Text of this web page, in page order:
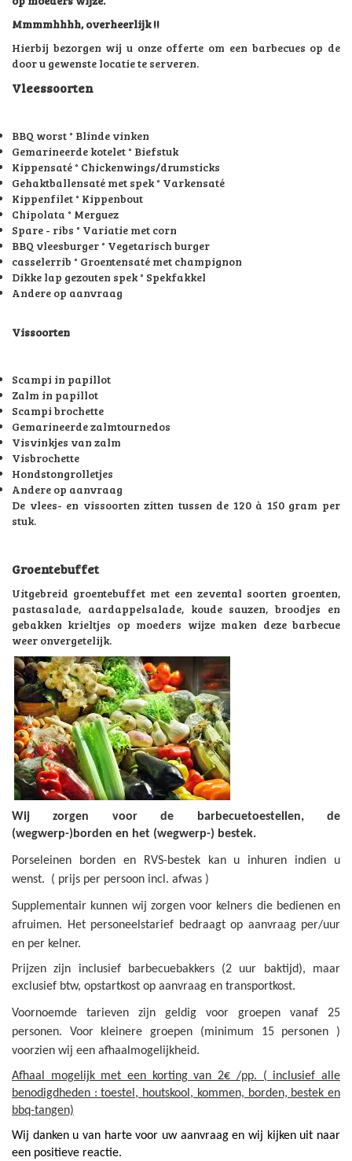
Mmmmhhhh, overheerlijk !!
Hierbij bezorgen wij u onze offerte om een barbecues op de
door u gewenste locatie te serveren.
Vleessoorten
BBQ worst ° Blinde vinken
Gemarineerde kotelet ° Biefstuk
Kippensaté ° Chickenwings/drumsticks
Gehaktballensaté met spek ° Varkensaté
Kippenfilet ° Kippenbout
Chipolata ° Merguez
Spare - ribs ° Variatie met corn
BBQ vleesburger ° Vegetarisch burger
casselerrib ° Groentensaté met champignon
Dikke lap gezouten spek ° Spekfakkel
Andere op aanvraag
Vissoorten
Scampi in papillot
Zalm in papillot
Scampi brochette
Gemarineerde zalmtournedos
Visvinkjes van zalm
Visbrochette
Hondstongrolletjes
Andere op aanvraag
De vlees- en vissoorten zitten tussen de 120 à 150 gram per
stuk.
Groentebuffet
Uitgebreid groentebuffet met een zevental soorten groenten,
pastasalade, aardappelsalade, koude sauzen, broodjes en
gebakken krieltjes op moeders wijze maken deze barbecue
weer onvergetelijk.
Wij zorgen voor de barbecuetoestellen, de
(wegwerp-)borden en het (wegwerp-) bestek.
Porseleinen borden en RVS-bestek kan u inhuren indien u
wenst. ( prijs per persoon incl. afwas )
Supplementair kunnen wij zorgen voor kelners die bedienen en
afruimen. Het personeelstarief bedraagt op aanvraag per/uur
en per kelner.
Prijzen zijn inclusief barbecuebakkers (2 uur baktijd), maar
exclusief btw, opstartkost op aanvraag en transportkost.
Voornoemde tarieven zijn geldig voor groepen vanaf 25
personen. Voor kleinere groepen (minimum 15 personen )
voorzien wij een afhaalmogelijkheid.
Afhaal mogelijk met een korting van 2€ /pp. ( inclusief alle
benodigdheden : toestel, houtskool, kommen, borden, bestek en
bbq-tangen)
Wij danken u van harte voor uw aanvraag en wij kijken uit naar
een positieve reactie.